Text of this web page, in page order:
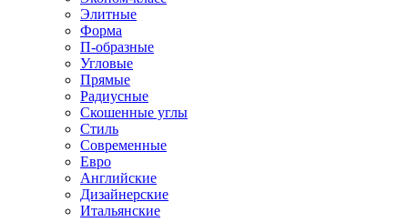
Элитные
Форма
П-образные
Угловые
Прямые
Радиусные
Скошенные углы
Стиль
Современные
Евро
Английские
Дизайнерские
Итальянские